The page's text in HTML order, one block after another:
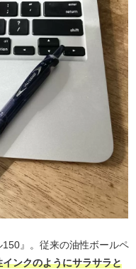
』。従来の油性ボールペ
ンクのようにサラサラと